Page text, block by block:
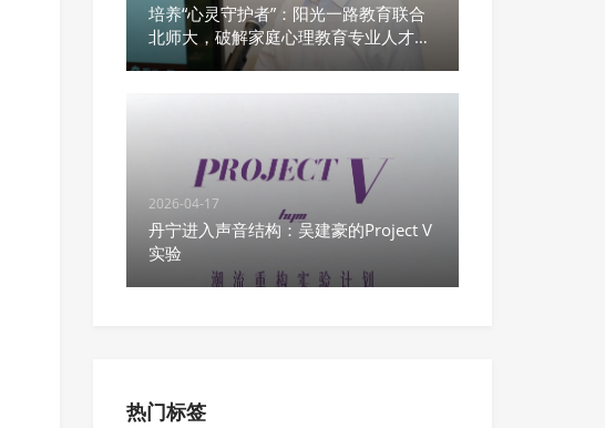
培养“心灵守护者”：阳光一路教育联合
北师大，破解家庭心理教育专业人才之
渴
2026-04-17
丹宁进入声音结构：吴建豪的Project V
实验
热门标签